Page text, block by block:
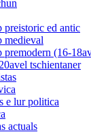
preistoric ed antic
medieval
premodern (16-
tschientaner
e lur politica
actuals